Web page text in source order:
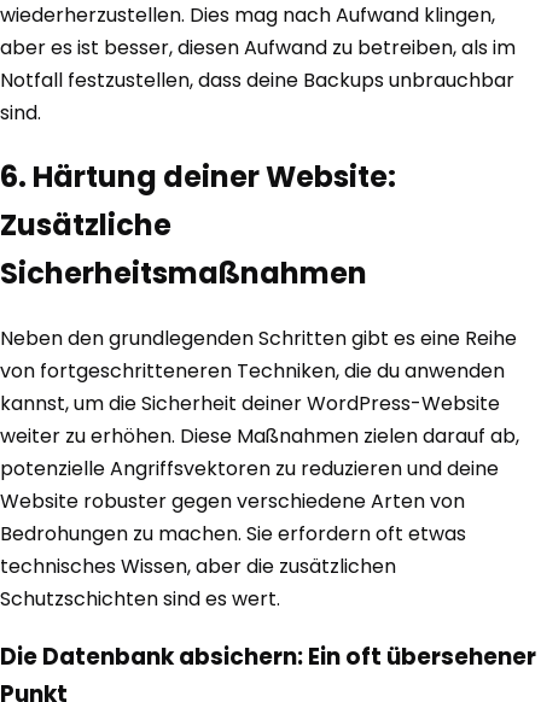
wiederherzustellen. Dies mag nach Aufwand klingen,
aber es ist besser, diesen Aufwand zu betreiben, als im
Notfall festzustellen, dass deine Backups unbrauchbar
sind.
6. Härtung deiner Website:
Zusätzliche
Sicherheitsmaßnahmen
Neben den grundlegenden Schritten gibt es eine Reihe
von fortgeschritteneren Techniken, die du anwenden
kannst, um die Sicherheit deiner WordPress-Website
weiter zu erhöhen. Diese Maßnahmen zielen darauf ab,
potenzielle Angriffsvektoren zu reduzieren und deine
Website robuster gegen verschiedene Arten von
Bedrohungen zu machen. Sie erfordern oft etwas
technisches Wissen, aber die zusätzlichen
Schutzschichten sind es wert.
Die Datenbank absichern: Ein oft übersehener
Punkt